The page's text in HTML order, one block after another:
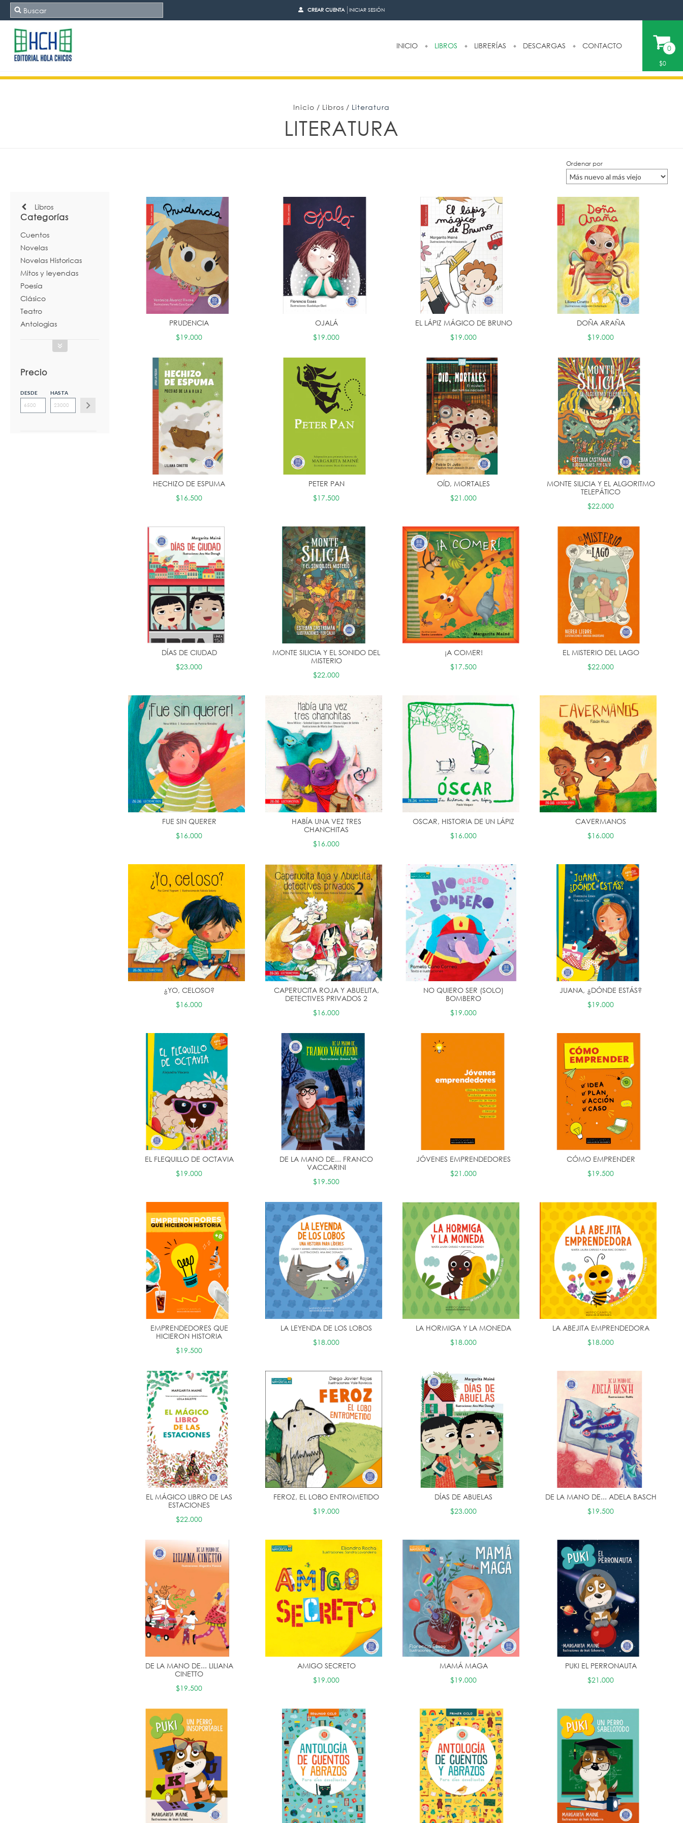
CREAR CUENTA INICIAR SESIÓN
INICIO LIBROS LIBRERÍAS DESCARGAS CONTACTO 0
$0
Inicio / Libros / Literatura
LITERATURA
Ordenar por
Libros
Categorías
Cuentos
Novelas
Novelas Historicas
Mitos y leyendas
Poesía
Clásico
Teatro
Antologias
Precio
DESDE HASTA
PRUDENCIA
$19.000
OJALÁ
$19.000
EL LÁPIZ MÁGICO DE BRUNO
$19.000
DOÑA ARAÑA
$19.000
HECHIZO DE ESPUMA
$16.500
PETER PAN
$17.500
OÍD, MORTALES
$21.000
MONTE SILICIA Y EL ALGORITMO
TELEPÁTICO
$22.000
DÍAS DE CIUDAD
$23.000
MONTE SILICIA Y EL SONIDO DEL
MISTERIO
$22.000
¡A COMER!
$17.500
EL MISTERIO DEL LAGO
$22.000
FUE SIN QUERER
$16.000
HABÍA UNA VEZ TRES
CHANCHITAS
$16.000
OSCAR, HISTORIA DE UN LÁPIZ
$16.000
CAVERMANOS
$16.000
¿YO, CELOSO?
$16.000
CAPERUCITA ROJA Y ABUELITA,
DETECTIVES PRIVADOS 2
$16.000
NO QUIERO SER (SOLO)
BOMBERO
$19.000
JUANA, ¿DÓNDE ESTÁS?
$19.000
EL FLEQUILLO DE OCTAVIA
$19.000
DE LA MANO DE... FRANCO
VACCARINI
$19.500
JÓVENES EMPRENDEDORES
$21.000
CÓMO EMPRENDER
$19.500
EMPRENDEDORES QUE
HICIERON HISTORIA
$19.500
LA LEYENDA DE LOS LOBOS
$18.000
LA HORMIGA Y LA MONEDA
$18.000
LA ABEJITA EMPRENDEDORA
$18.000
EL MÁGICO LIBRO DE LAS
ESTACIONES
$22.000
FEROZ, EL LOBO ENTROMETIDO
$19.000
DÍAS DE ABUELAS
$23.000
DE LA MANO DE... ADELA BASCH
$19.500
DE LA MANO DE... LILIANA
CINETTO
$19.500
AMIGO SECRETO
$19.000
MAMÁ MAGA
$19.000
PUKI EL PERRONAUTA
$21.000